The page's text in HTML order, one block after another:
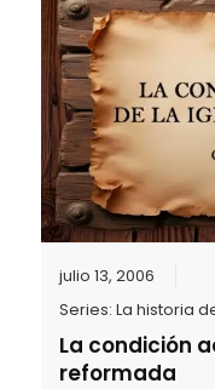
julio 13, 2006
Series:La historia
La condición
reformada